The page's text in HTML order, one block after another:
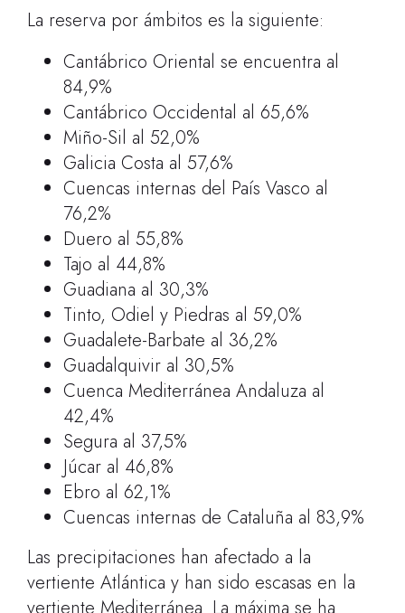
La reserva por ámbitos es la siguiente:
Cantábrico Oriental se encuentra al
84,9%
Cantábrico Occidental al 65,6%
Miño-Sil al 52,0%
Galicia Costa al 57,6%
Cuencas internas del País Vasco al
76,2%
Duero al 55,8%
Tajo al 44,8%
Guadiana al 30,3%
Tinto, Odiel y Piedras al 59,0%
Guadalete-Barbate al 36,2%
Guadalquivir al 30,5%
Cuenca Mediterránea Andaluza al
42,4%
Segura al 37,5%
Júcar al 46,8%
Ebro al 62,1%
Cuencas internas de Cataluña al 83,9%
Las precipitaciones han afectado a la
vertiente Atlántica y han sido escasas en la